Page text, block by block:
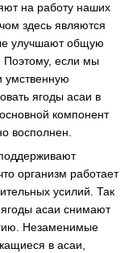
на работу наших
здесь являются
улучшают общую
Поэтому, если мы
умственную
ягоды асаи в
компонент
восполнен.
организм работает
усилий. Так
асаи снимают
Незаменимые
в асаи,